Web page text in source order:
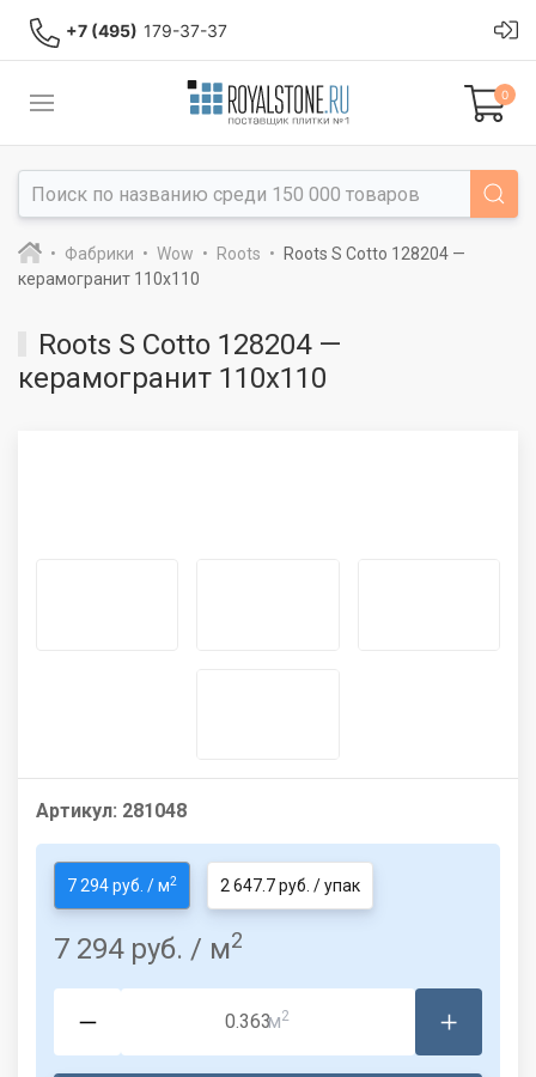
+7 (495) 179-37-37
0
Фабрики Wow Roots
Roots S Cotto 128204 —
керамогранит 110x110
Roots S Cotto 128204 —
керамогранит 110x110
Артикул: 281048
7 294 руб. / м2 2 647.7 руб. / упак
7 294 руб. / м2
м2